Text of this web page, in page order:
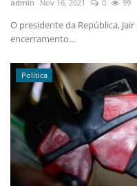
admin Nov 16, 2021 0 99
O presidente da República,
encerramento...
Politica